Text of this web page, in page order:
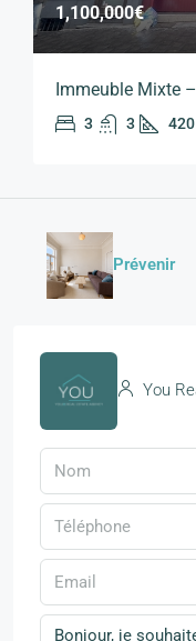
1,100,000€
Immeuble Mixte
3 3 420
Prévenir
You